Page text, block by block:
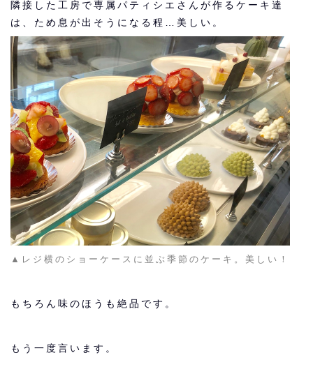
隣接した工房で専属パティシエさんが作るケーキ達
は、ため息が出そうになる程…美しい。
▲レジ横のショーケースに並ぶ季節のケーキ。美しい！
もちろん味のほうも絶品です。
もう一度言います。